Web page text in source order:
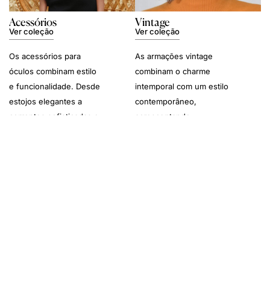
Acessórios
Ver coleção
Os acessórios para
óculos combinam estilo
e funcionalidade. Desde
estojos elegantes a
correntes sofisticadas e
Vintage
Ver coleção
As armações vintage
combinam o charme
intemporal com um estilo
contemporâneo,
acrescentando